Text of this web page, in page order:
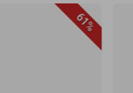
61%